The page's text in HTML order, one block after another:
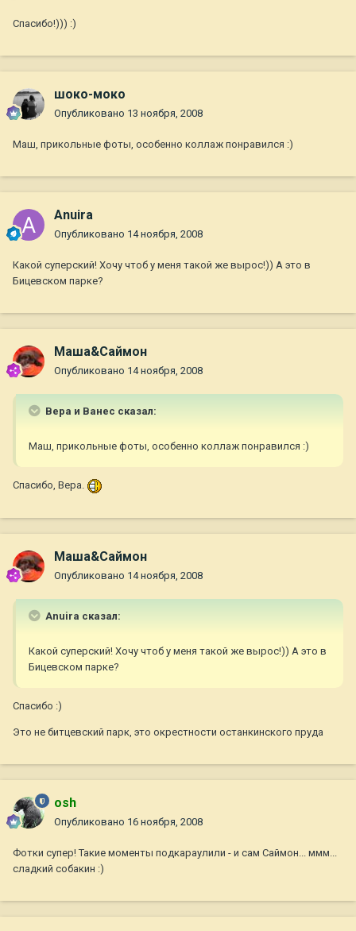
Спасибо!))) :)
шоко-моко
Опубликовано 13 ноября, 2008
Маш, прикольные фоты, особенно коллаж понравился :)
Anuira
Опубликовано 14 ноября, 2008
Какой суперский! Хочу чтоб у меня такой же вырос!)) А это в
Бицевском парке?
Маша&Саймон
Опубликовано 14 ноября, 2008
Вера и Ванес сказал:
Маш, прикольные фоты, особенно коллаж понравился :)
Спасибо, Вера.
Маша&Саймон
Опубликовано 14 ноября, 2008
Anuira сказал:
Какой суперский! Хочу чтоб у меня такой же вырос!)) А это в
Бицевском парке?
Спасибо :)
Это не битцевский парк, это окрестности останкинского пруда
osh
Опубликовано 16 ноября, 2008
Фотки супер! Такие моменты подкараулили - и сам Саймон... ммм...
сладкий собакин :)